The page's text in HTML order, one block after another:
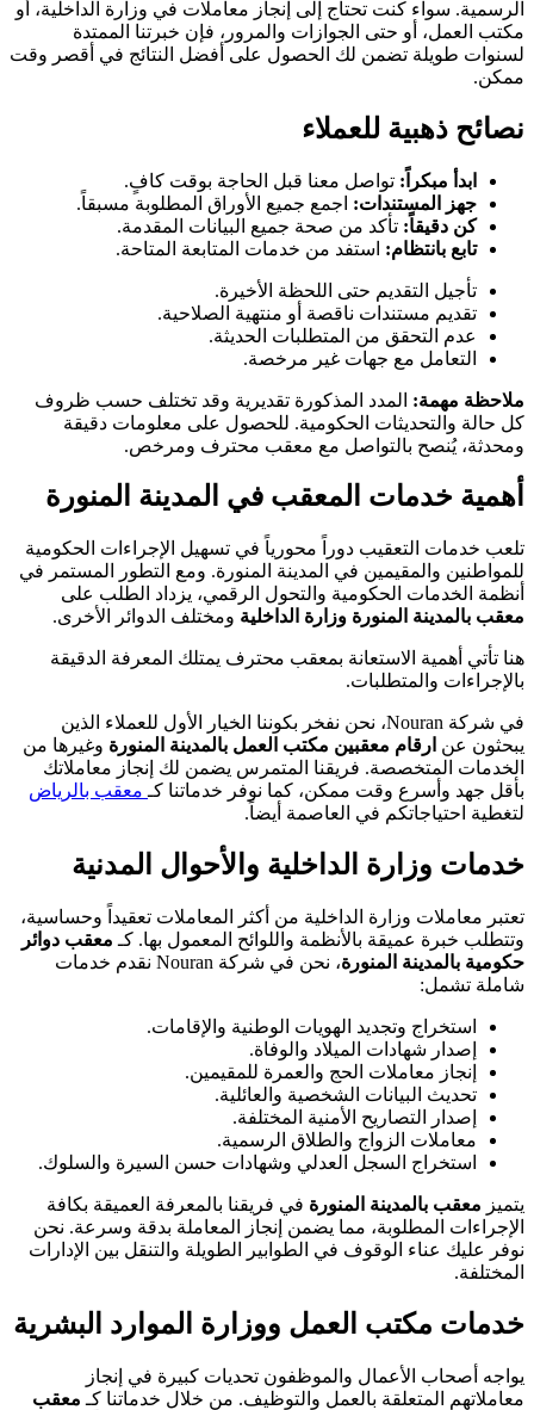
الرسمية. سواء كنت تحتاج إلى إنجاز معاملات في وزارة الداخلية، أو
مكتب العمل، أو حتى الجوازات والمرور، فإن خبرتنا الممتدة
لسنوات طويلة تضمن لك الحصول على أفضل النتائج في أقصر وقت
ممكن.
نصائح ذهبية للعملاء
ابدأ مبكراً: تواصل معنا قبل الحاجة بوقت كافٍ.
جهز المستندات: اجمع جميع الأوراق المطلوبة مسبقاً.
كن دقيقاً: تأكد من صحة جميع البيانات المقدمة.
تابع بانتظام: استفد من خدمات المتابعة المتاحة.
تأجيل التقديم حتى اللحظة الأخيرة.
تقديم مستندات ناقصة أو منتهية الصلاحية.
عدم التحقق من المتطلبات الحديثة.
التعامل مع جهات غير مرخصة.
ملاحظة مهمة: المدد المذكورة تقديرية وقد تختلف حسب ظروف
كل حالة والتحديثات الحكومية. للحصول على معلومات دقيقة
ومحدثة، يُنصح بالتواصل مع معقب محترف ومرخص.
أهمية خدمات المعقب في المدينة المنورة
تلعب خدمات التعقيب دوراً محورياً في تسهيل الإجراءات الحكومية
للمواطنين والمقيمين في المدينة المنورة. ومع التطور المستمر في
أنظمة الخدمات الحكومية والتحول الرقمي، يزداد الطلب على
معقب بالمدينة المنورة وزارة الداخلية ومختلف الدوائر الأخرى.
هنا تأتي أهمية الاستعانة بمعقب محترف يمتلك المعرفة الدقيقة
بالإجراءات والمتطلبات.
في شركة Nouran، نحن نفخر بكوننا الخيار الأول للعملاء الذين
يبحثون عن ارقام معقبين مكتب العمل بالمدينة المنورة وغيرها من
الخدمات المتخصصة. فريقنا المتمرس يضمن لك إنجاز معاملاتك
بأقل جهد وأسرع وقت ممكن، كما نوفر خدماتنا كـ معقب بالرياض
لتغطية احتياجاتكم في العاصمة أيضاً.
خدمات وزارة الداخلية والأحوال المدنية
تعتبر معاملات وزارة الداخلية من أكثر المعاملات تعقيداً وحساسية،
وتتطلب خبرة عميقة بالأنظمة واللوائح المعمول بها. كـ معقب دوائر
حكومية بالمدينة المنورة
، نحن في شركة Nouran نقدم خدمات
شاملة تشمل:
استخراج وتجديد الهويات الوطنية والإقامات.
إصدار شهادات الميلاد والوفاة.
إنجاز معاملات الحج والعمرة للمقيمين.
تحديث البيانات الشخصية والعائلية.
إصدار التصاريح الأمنية المختلفة.
معاملات الزواج والطلاق الرسمية.
استخراج السجل العدلي وشهادات حسن السيرة والسلوك.
يتميز معقب بالمدينة المنورة في فريقنا بالمعرفة العميقة بكافة
الإجراءات المطلوبة، مما يضمن إنجاز المعاملة بدقة وسرعة. نحن
نوفر عليك عناء الوقوف في الطوابير الطويلة والتنقل بين الإدارات
المختلفة.
خدمات مكتب العمل ووزارة الموارد البشرية
يواجه أصحاب الأعمال والموظفون تحديات كبيرة في إنجاز
معاملاتهم المتعلقة بالعمل والتوظيف. من خلال خدماتنا كـ معقب